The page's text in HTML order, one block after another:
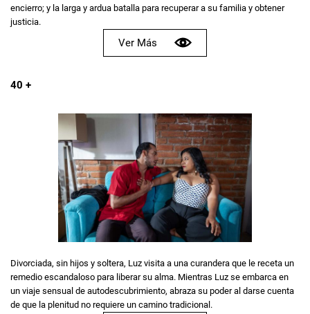
encierro; y la larga y ardua batalla para recuperar a su familia y obtener
justicia.
Ver Más
40 +
Divorciada, sin hijos y soltera, Luz visita a una curandera que le receta un
remedio escandaloso para liberar su alma. Mientras Luz se embarca en
un viaje sensual de autodescubrimiento, abraza su poder al darse cuenta
de que la plenitud no requiere un camino tradicional.